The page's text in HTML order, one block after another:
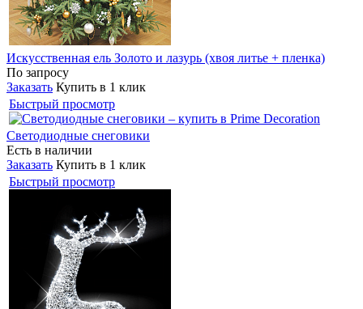
Искусственная ель Золото и лазурь (хвоя литье + пленка)
По запросу
Заказать Купить в 1 клик
Быстрый просмотр
Светодиодные снеговики
Есть в наличии
Заказать Купить в 1 клик
Быстрый просмотр